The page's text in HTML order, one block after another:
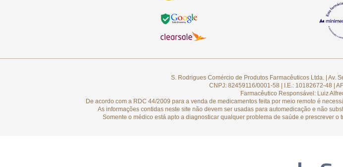
S. Rodrigues Comércio de Produtos Farmacêuticos Ltda. | Av.
CNPJ: 82459116/0001-58 | I.E.: 10182672-48 |
Farmacêutico Responsável: Luiz
De acordo com a RDC 44/2009 para a venda de medicamentos feita por meio remoto é
As informações contidas neste site não devem ser usadas para automedicação e não
Somente o médico está apto a diagnosticar qualquer problema de saúde e prescrever